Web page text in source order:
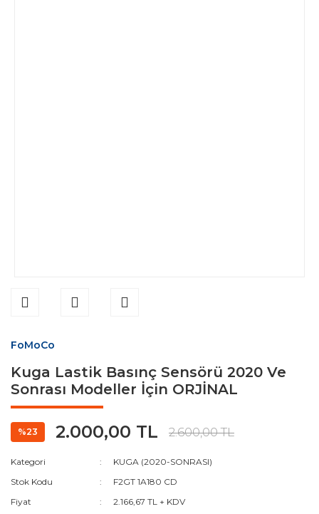
FoMoCo
Kuga Lastik Basınç Sensörü 2020 Ve
Sonrası Modeller İçin ORJİNAL
%23 2.000,00 TL 2.600,00 TL
Kategori
KUGA (2020-SONRASI)
Stok Kodu
F2GT 1A180 CD
Fiyat
2.166,67 TL + KDV